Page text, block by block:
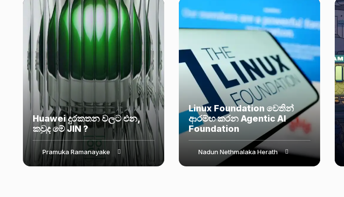
Huawei දුරකතන වලට එන,
කවුද මේ JIN ?
Pramuka Ramanayake
Linux Foundation වෙතින්
ආරම්භ කරන Agentic AI
Foundation
Nadun Nethmalaka Herath